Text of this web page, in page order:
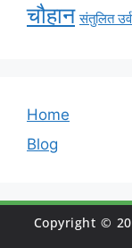
चौहान संतुलित
Home
Blog
Copyright ©